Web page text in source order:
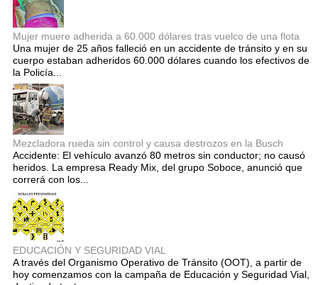
Mujer muere adherida a 60.000 dólares tras vuelco de una flota
Una mujer de 25 años falleció en un accidente de tránsito y en su
cuerpo estaban adheridos 60.000 dólares cuando los efectivos de
la Policía...
Mezcladora rueda sin control y causa destrozos en la Busch
Accidente: El vehículo avanzó 80 metros sin conductor; no causó
heridos. La empresa Ready Mix, del grupo Soboce, anunció que
correrá con los...
EDUCACIÓN Y SEGURIDAD VIAL
A través del Organismo Operativo de Tránsito (OOT), a partir de
hoy comenzamos con la campaña de Educación y Seguridad Vial,